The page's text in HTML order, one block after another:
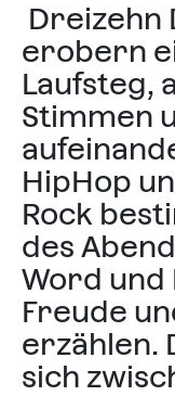
Dreizehn
erobern
Laufsteg,
Stimmen
HipHop
Rock
des
Word und
Freude
erzählen.
sich